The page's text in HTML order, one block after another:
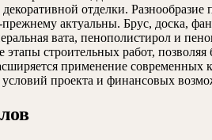
отделки.
актуальны. Брус, доска,
вата, пенополистирол и
строительных работ,
применение
проекта и финансовых